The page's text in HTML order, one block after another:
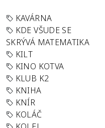
KAVÁRNA
KDE VŠUDE SE
SKRÝVÁ MATEMATIKA
KILT
KINO KOTVA
KLUB K2
KNIHA
KNÍR
KOLÁČ